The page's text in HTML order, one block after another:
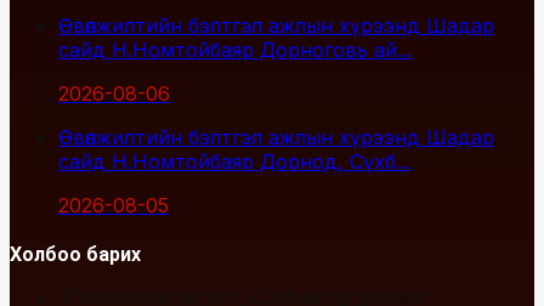
Өвөлжилтийн бэлтгэл ажлын хүрээнд Шадар
сайд Н.Номтойбаяр Дорноговь ай...
2026-08-06
Өвөлжилтийн бэлтгэл ажлын хүрээнд Шадар
сайд Н.Номтойбаяр Дорнод, Сүхб...
2026-08-05
Холбоо барих